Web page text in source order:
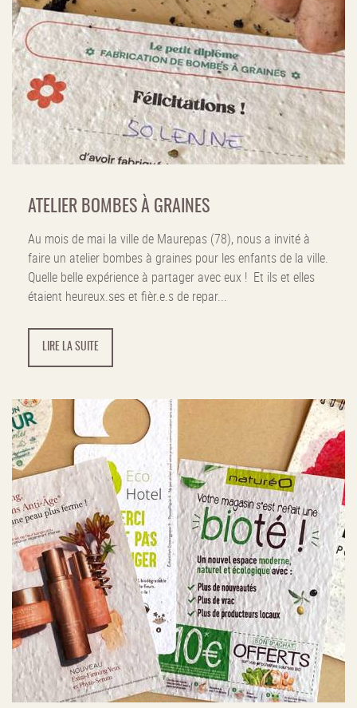
ATELIER BOMBES À GRAINES
Au mois de mai la ville de Maurepas (78), nous a invité à
faire un atelier bombes à graines pour les enfants de la ville.
Quelle belle expérience à partager avec eux ! Et ils et elles
étaient heureux.ses et fièr.e.s de repar...
LIRE LA SUITE